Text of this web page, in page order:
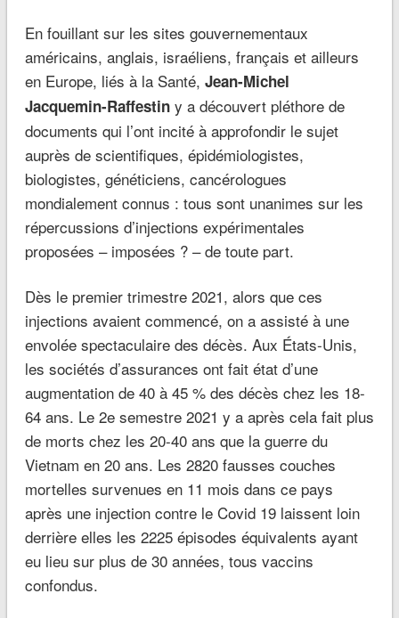
En fouillant sur les sites gouvernementaux
américains, anglais, israéliens, français et ailleurs
en Europe, liés à la Santé, Jean-Michel
Jacquemin-Raffestiny a découvert pléthore de
documents qui l’ont incité à approfondir le sujet
auprès de scientifiques, épidémiologistes,
biologistes, généticiens, cancérologues
mondialement connus : tous sont unanimes sur les
répercussions d’injections expérimentales
proposées – imposées ? – de toute part.
Dès le premier trimestre 2021, alors que ces
injections avaient commencé, on a assisté à une
envolée spectaculaire des décès. Aux États-Unis,
les sociétés d’assurances ont fait état d’une
augmentation de 40 à 45 % des décès chez les 18-
64 ans. Le 2e semestre 2021 y a après cela fait plus
de morts chez les 20-40 ans que la guerre du
Vietnam en 20 ans. Les 2820 fausses couches
mortelles survenues en 11 mois dans ce pays
après une injection contre le Covid 19 laissent loin
derrière elles les 2225 épisodes équivalents ayant
eu lieu sur plus de 30 années, tous vaccins
confondus.